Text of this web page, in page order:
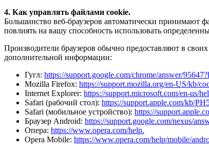
4. Как управлять файлами cookie.
Большинство веб-браузеров автоматически принимают
повлиять на вашу способность использовать
Производители браузеров обычно предоставляют в
дополнительной информации:
Гугл: https://support.google.com/chrome/answer/
Mozilla Firefox: https://support.mozilla.org/en-US/kb/
Internet Explorer: https://support.microsoft.com/en-us/
Safari (рабочий стол): https://support.apple.com/kb/
Safari (мобильное устройство): https://
Браузер Android: https://support.google.com/nexus/
Опера: https://www.opera.com/help.
Opera Mobile: https://www.opera.com/help/mobile/